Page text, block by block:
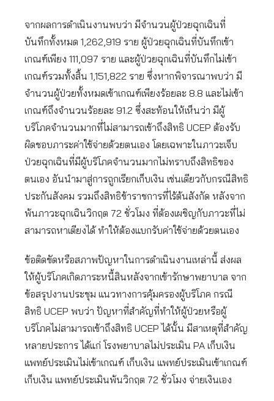
จากผลการดำเนินงานพบว่า มีจำนวนผู้ป่วยฉุกเฉินที่
บันทึกทั้งหมด 1,262,919 ราย ผู้ป่วยฉุกเฉินที่บันทึกเข้า
เกณฑ์เพียง 111,097 ราย และผู้ป่วยฉุกเฉินที่บันทึกไม่เข้า
เกณฑ์รวมทั้งสิ้น 1,151,822 ราย ซึ่งหากพิจารณาพบว่า มี
จำนวนผู้ป่วยทั้งหมดเข้าเกณฑ์เพียงร้อยละ 8.8 และไม่เข้า
เกณฑ์ถึงจำนวนร้อยละ 91.2 ซึ่งสะท้อนให้เห็นว่า มีผู้
บริโภคจำนวนมากที่ไม่สามารถเข้าถึงสิทธิ UCEP ต้องรับ
ผิดชอบภาระค่าใช้จ่ายด้วยตนเอง โดยเฉพาะในภาวะเจ็บ
ป่วยฉุกเฉินที่มีผู้บริโภคจำนวนมากไม่ทราบถึงสิทธิของ
ตนเอง อันนำมาสู่การถูกเรียกเก็บเงิน เช่นเดียวกับกรณีสิทธิ
ประกันสังคม รวมถึงสิทธิข้าราชการที่ไร้ต้นสังกัด หลังจาก
พ้นภาวะฉุกเฉินวิกฤต 72 ชั่วโมง ที่ต้องเผชิญกับภาวะที่ไม่
สามารถหาเตียงได้ ทำให้ต้องแบกรับค่าใช้จ่ายด้วยตนเอง
ข้อติดขัดหรือสภาพปัญหาในการดำเนินงานเหล่านี้ ส่งผล
ให้ผู้บริโภคเกิดภาระหนี้สินหลังจากเข้ารักษาพยาบาล จาก
ข้อสรุปงานประชุม แนวทางการคุ้มครองผู้บริโภค กรณี
สิทธิ UCEP พบว่า ปัญหาที่สำคัญที่ทำให้ผู้ป่วยหรือผู้
บริโภคไม่สามารถเข้าถึงสิทธิ UCEP ได้นั้น มีสาเหตุที่สำคัญ
หลายประการ ได้แก่ โรงพยาบาลไม่ประเมิน PA เก็บเงิน
แพทย์ประเมินไม่เข้าเกณฑ์ เก็บเงิน แพทย์ประเมินเข้าเกณฑ์
เก็บเงิน แพทย์ประเมินพ้นวิกฤต 72 ชั่วโมง จ่ายเงินเอง